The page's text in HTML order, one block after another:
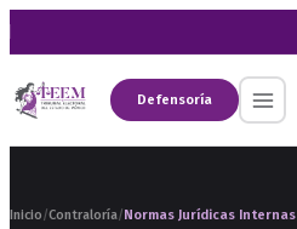
Defensoría
Inicio/Contraloría/Normas Jurídicas Internas